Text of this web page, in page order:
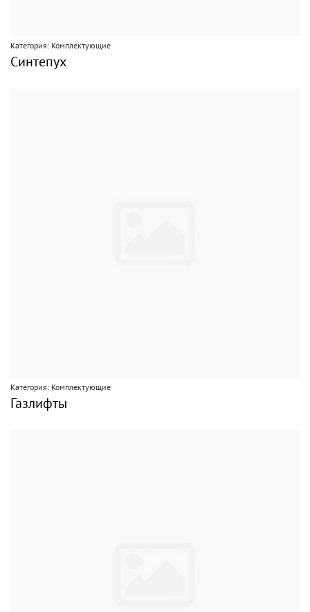
Категория: Комплектующие
Синтепух
Категория: Комплектующие
Газлифты